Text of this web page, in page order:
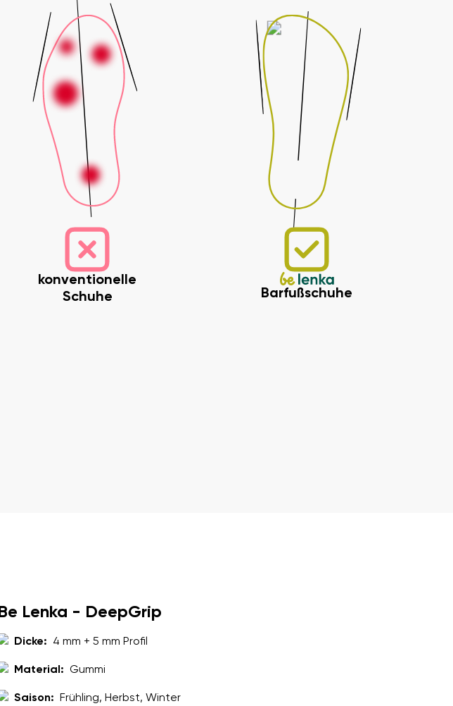
konventionelle
Schuhe
Barfußschuhe
Be Lenka - DeepGrip
Dicke: 4 mm + 5 mm Profil
Material: Gummi
Saison: Frühling, Herbst, Winter